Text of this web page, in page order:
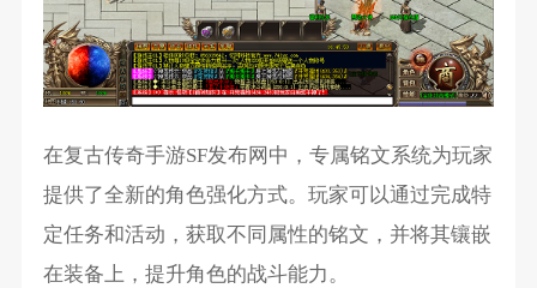
在复古传奇手游SF发布网中，专属铭文系统为玩家
提供了全新的角色强化方式。玩家可以通过完成特
定任务和活动，获取不同属性的铭文，并将其镶嵌
在装备上，提升角色的战斗能力。